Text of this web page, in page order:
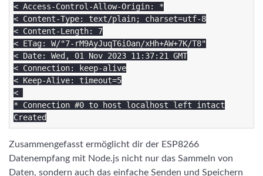
< Access-Control-Allow-Origin: *
< Content-Type: text/plain; charset=utf-8
< Content-Length: 7
< ETag: W/"7-rM9AyJuqT6iOan/xHh+AW+7K/T8"
< Date: Wed, 01 Nov 2023 11:37:21 GMT
< Connection: keep-alive
< Keep-Alive: timeout=5
<
* Connection #0 to host localhost left intact
Zusammengefasst ermöglicht dir der ESP8266
Datenempfang mit Node.js nicht nur das Sammeln von
Daten, sondern auch das einfache Senden und Speichern